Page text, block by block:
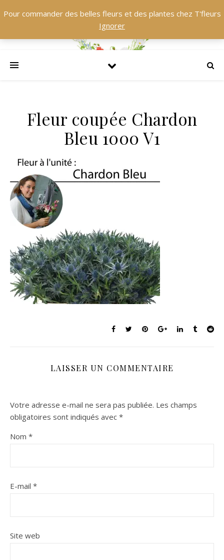
Fleur coupée Chardon
Bleu 1000 V1
LAISSER UN COMMENTAIRE
Votre adresse e-mail ne sera pas publiée. Les champs
obligatoires sont indiqués avec *
Nom *
E-mail *
Site web
Pour commander des belles fleurs et des plantes chez T'fleurs
Ignorer